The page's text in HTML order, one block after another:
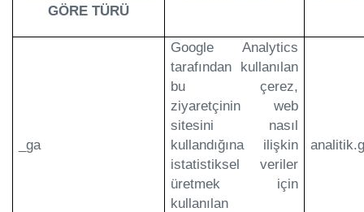
GÖRE TÜRÜ
_ga
Google Analytics
tarafından kullanılan
bu çerez,
ziyaretçinin web
sitesini nasıl
kullandığına ilişkin
istatistiksel veriler
üretmek için
kullanılan